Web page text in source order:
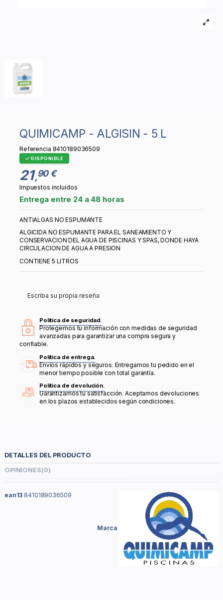
QUIMICAMP - ALGISIN - 5 L
Referencia 8410189036509
DISPONIBLE
21,90 €
Impuestos incluidos
Entrega entre 24 a 48 horas
ANTIALGAS NO ESPUMANTE
ALGICIDA NO ESPUMANTE PARA EL SANEAMIENTO Y
CONSERVACION DEL AGUA DE PISCINAS Y SPAS, DONDE HAYA
CIRCULACION DE AGUA A PRESION
CONTIENE 5 LITROS
Escriba su propia reseña
Política de seguridad.
Protegemos tu información con medidas de seguridad
avanzadas para garantizar una compra segura y
confiable.
Política de entrega.
Envíos rápidos y seguros. Entregamos tu pedido en el
menor tiempo posible con total garantía.
Política de devolución.
Garantizamos tu satisfacción. Aceptamos devoluciones
en los plazos establecidos según condiciones.
DETALLES DEL PRODUCTO
OPINIONES(0)
Marca
ean13 8410189036509